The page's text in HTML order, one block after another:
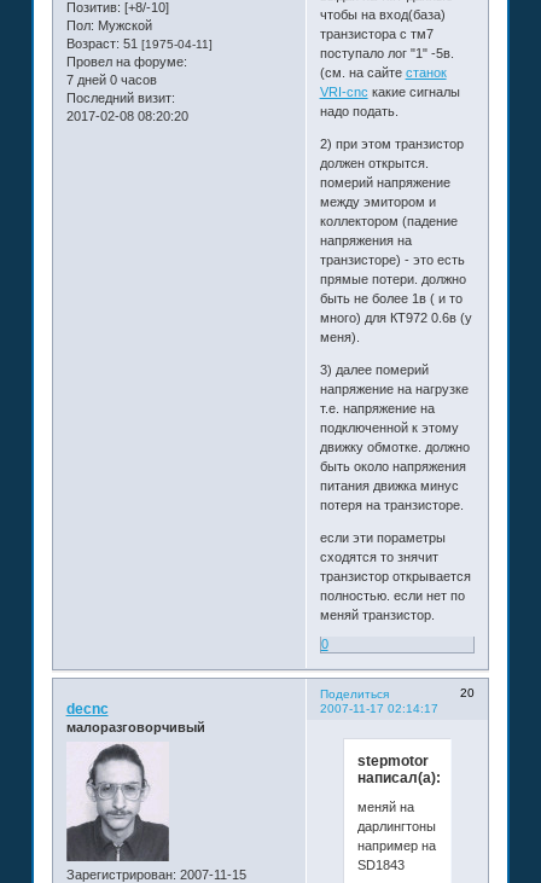
Позитив: [+8/-10]
Пол: Мужской
Возраст: 51 [1975-04-11]
Провел на форуме:
7 дней 0 часов
Последний визит:
2017-02-08 08:20:20
чтобы на вход(база)
транзистора с тм7
поступало лог "1" -5в.
(см. на сайте станок
VRI-cnc какие сигналы
надо подать.
2) при этом транзистор
должен открытся.
померий напряжение
между эмитором и
коллектором (падение
напряжения на
транзисторе) - это есть
прямые потери. должно
быть не более 1в ( и то
много) для КТ972 0.6в (у
меня).
3) далее померий
напряжение на нагрузке
т.е. напряжение на
подключенной к этому
движку обмотке. должно
быть около напряжения
питания движка минус
потеря на транзисторе.
если эти пораметры
сходятся то знячит
транзистор открывается
полностью. если нет по
меняй транзистор.
0
Поделиться
20
2007-11-17 02:14:17
decnc
малоразговорчивый
Зарегистрирован: 2007-11-15
stepmotor
написал(а):
меняй на
дарлингтоны
например на
SD1843